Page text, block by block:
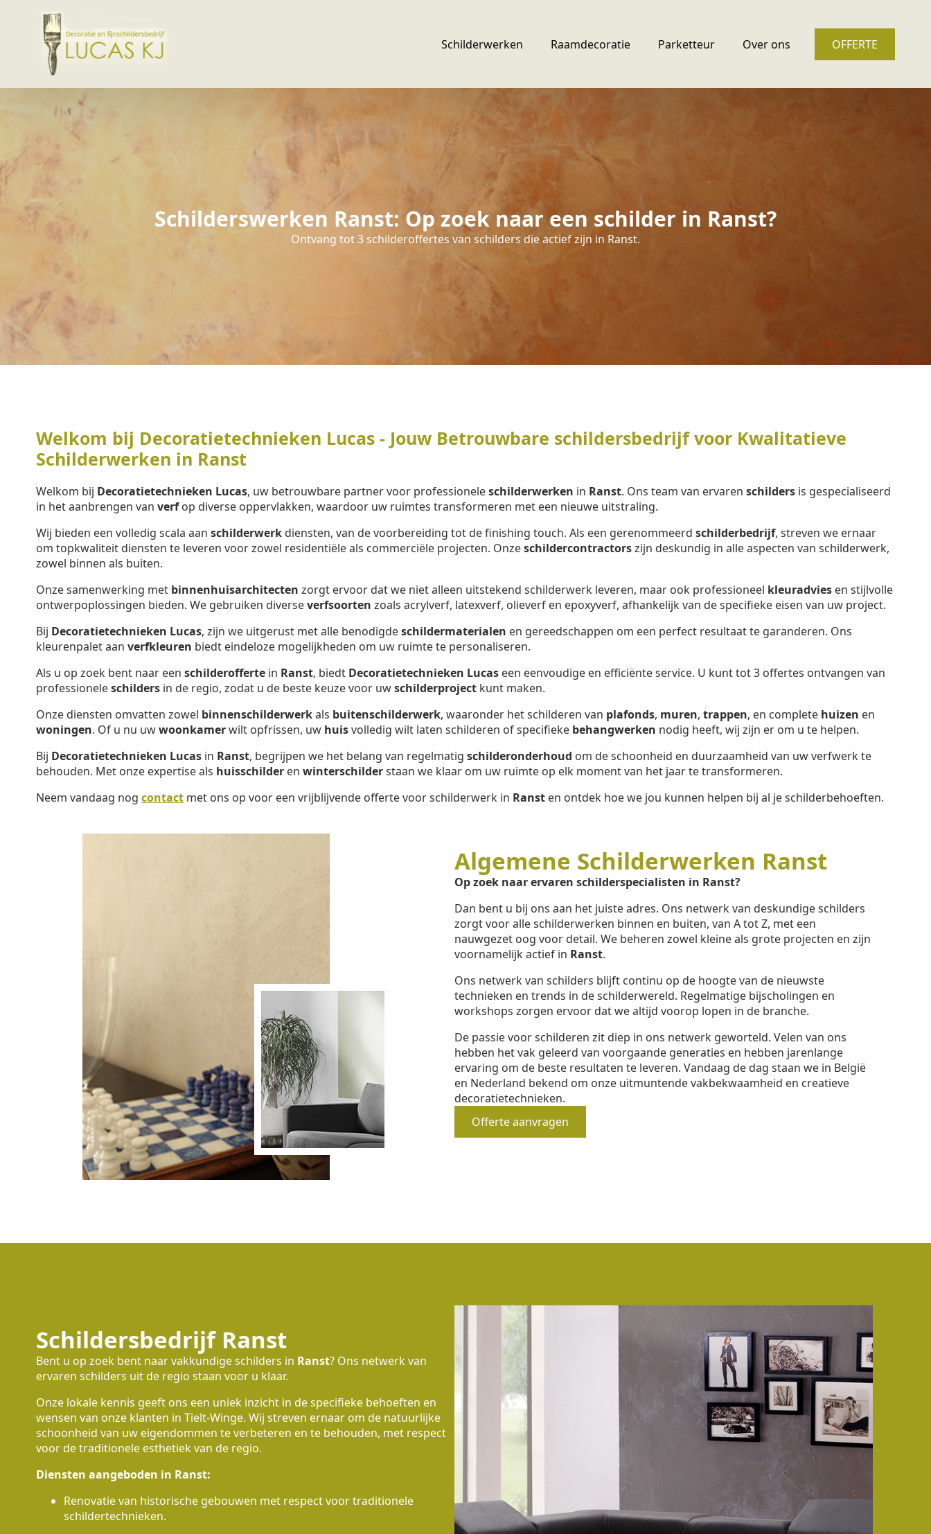
Schilderwerken Raamdecoratie Parketteur Over ons OFFERTE
Schilderswerken Ranst: Op zoek naar een schilder in Ranst?
Ontvang tot 3 schilderoffertes van schilders die actief zijn in Ranst.
Welkom bij Decoratietechnieken Lucas - Jouw Betrouwbare schildersbedrijf voor Kwalitatieve
Schilderwerken in Ranst
Welkom bij Decoratietechnieken Lucas, uw betrouwbare partner voor professioneleschilderwerken in Ranst. Ons team van ervaren schilders is gespecialiseerd
in het aanbrengen van verfop diverse oppervlakken, waardoor uw ruimtes transformeren met een nieuwe uitstraling.
Wij bieden een volledig scala aan schilderwerk diensten, van de voorbereiding tot de finishing touch. Als een gerenommeerd schilderbedrijf, streven we ernaar
om topkwaliteit diensten te leveren voor zowel residentiële als commerciële projecten. Onzeschildercontractorszijn deskundig in alle aspecten van schilderwerk,
zowel binnen als buiten.
Onze samenwerking met binnenhuisarchitecten zorgt ervoor dat we niet alleen uitstekend schilderwerk leveren, maar ook professioneel kleuradvies en stijlvolle
ontwerpoplossingen bieden. We gebruiken diverseverfsoorten zoals acrylverf, latexverf, olieverf en epoxyverf, afhankelijk van de specifieke eisen van uw project.
Bij Decoratietechnieken Lucas, zijn we uitgerust met alle benodigdeschildermaterialen en gereedschappen om een perfect resultaat te garanderen. Ons
kleurenpalet aan verfkleuren biedt eindeloze mogelijkheden om uw ruimte te personaliseren.
Als u op zoek bent naar een schilderofferte in Ranst, biedt Decoratietechnieken Lucas een eenvoudige en efficiënte service. U kunt tot 3 offertes ontvangen van
professioneleschilders in de regio, zodat u de beste keuze voor uwschilderproject kunt maken.
Onze diensten omvatten zowel binnenschilderwerkals buitenschilderwerk, waaronder het schilderen van plafonds, muren, trappen, en complete huizen en
woningen. Of u nu uwwoonkamerwilt opfrissen, uw huisvolledig wilt laten schilderen of specifieke behangwerken nodig heeft, wij zijn er om u te helpen.
Bij Decoratietechnieken Lucas in Ranst, begrijpen we het belang van regelmatig schilderonderhoud om de schoonheid en duurzaamheid van uw verfwerk te
behouden. Met onze expertise als huisschilder en winterschilderstaan we klaar om uw ruimte op elk moment van het jaar te transformeren.
Neem vandaag nog contact met ons op voor een vrijblijvende offerte voor schilderwerk in Ranst en ontdek hoe we jou kunnen helpen bij al je schilderbehoeften.
Algemene Schilderwerken Ranst
Op zoek naar ervaren schilderspecialisten in Ranst?
Dan bent u bij ons aan het juiste adres. Ons netwerk van deskundige schilders
zorgt voor alle schilderwerken binnen en buiten, van A tot Z, met een
nauwgezet oog voor detail. We beheren zowel kleine als grote projecten en zijn
voornamelijk actief in Ranst.
Ons netwerk van schilders blijft continu op de hoogte van de nieuwste
technieken en trends in de schilderwereld. Regelmatige bijscholingen en
workshops zorgen ervoor dat we altijd voorop lopen in de branche.
De passie voor schilderen zit diep in ons netwerk geworteld. Velen van ons
hebben het vak geleerd van voorgaande generaties en hebben jarenlange
ervaring om de beste resultaten te leveren. Vandaag de dag staan we in België
en Nederland bekend om onze uitmuntende vakbekwaamheid en creatieve
decoratietechnieken.
Offerte aanvragen
Schildersbedrijf Ranst
Bent u op zoek bent naar vakkundige schilders in Ranst? Ons netwerk van
ervaren schilders uit de regio staan voor u klaar.
Onze lokale kennis geeft ons een uniek inzicht in de specifieke behoeften en
wensen van onze klanten in Tielt-Winge. Wij streven ernaar om de natuurlijke
schoonheid van uw eigendommen te verbeteren en te behouden, met respect
voor de traditionele esthetiek van de regio.
Diensten aangeboden in Ranst:
Renovatie van historische gebouwen met respect voor traditionele
schildertechnieken.